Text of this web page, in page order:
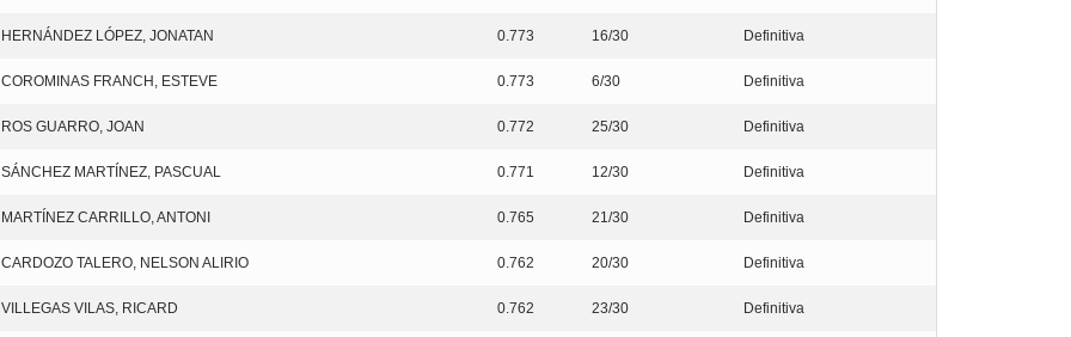
HERNÁNDEZ LÓPEZ, JONATAN 0.773 16/30 Definitiva
COROMINAS FRANCH, ESTEVE 0.773 6/30 Definitiva
ROS GUARRO, JOAN 0.772 25/30 Definitiva
SÁNCHEZ MARTÍNEZ, PASCUAL 0.771 12/30 Definitiva
MARTÍNEZ CARRILLO, ANTONI 0.765 21/30 Definitiva
CARDOZO TALERO, NELSON ALIRIO 0.762 20/30 Definitiva
VILLEGAS VILAS, RICARD 0.762 23/30 Definitiva